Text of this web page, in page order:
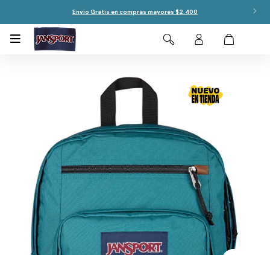
Envío Gratis en compras mayores $2.400
